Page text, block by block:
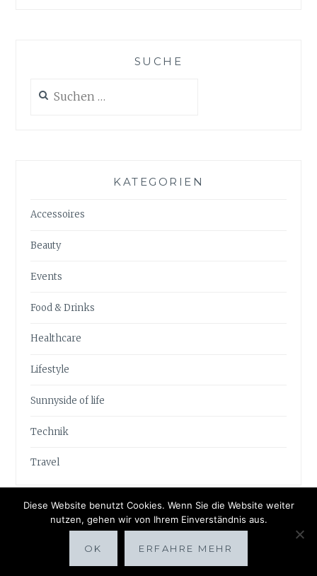
SUCHE
nach:
KATEGORIEN
Accessoires
Beauty
Events
Food & Drinks
Healthcare
Lifestyle
Sunnyside of life
Technik
Travel
Proudly powered by WordPress|Theme: Anissa by
Diese Website benutzt Cookies. Wenn Sie die Website weiter
nutzen, gehen wir von Ihrem Einverständnis aus.
OK ERFAHRE MEHR